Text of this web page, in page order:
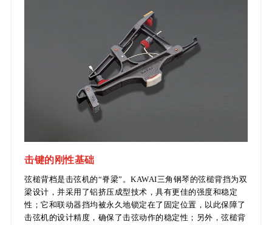
击键的刚性基础
弦槌背档是击弦机的“脊梁”。KAWAI三角钢琴的弦槌背挡为双
梁设计，并采用了铝挤压成型技术，具有更佳的强度和稳定
性；它和联动器挡均被永久地锁定在了固定位置，以此保障了
击弦机的设计精度，确保了击弦动作的稳定性；另外，弦槌背